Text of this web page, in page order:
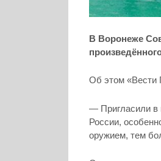
В Воронеже
Об этом «Вести
— Пригласили в
России,
оружием, тем